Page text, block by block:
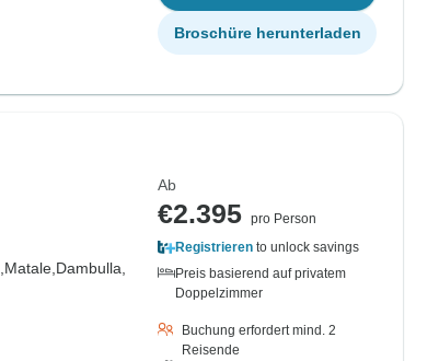
Broschüre herunterladen
Matale, Dambulla,
Ab
€2.395 pro Person
Registrieren to unlock savings
Preis basierend auf privatem
Doppelzimmer
Buchung erfordert mind. 2
Reisende